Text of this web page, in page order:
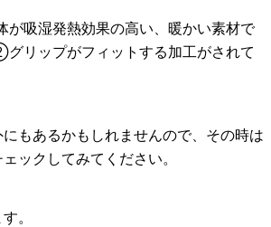
吸湿発熱効果の高い、 暖かい素材で
リップがフィットする加工がされて
もあるかもしれませんので、その時は
ックしてみてください。
。